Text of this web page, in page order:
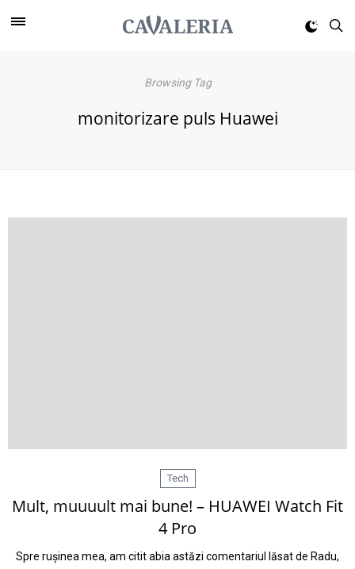
Browsing Tag
monitorizare puls Huawei
Tech
Mult, muuuult mai bune! – HUAWEI Watch Fit
4 Pro
Spre rușinea mea, am citit abia astăzi comentariul lăsat de Radu,